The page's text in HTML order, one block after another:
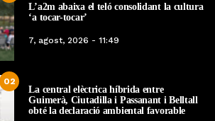
L’a2m abaixa el teló consolidant la cultura
‘a tocar-tocar’
7, agost, 2026 - 11:49
02
La central elèctrica híbrida entre
Guimerà, Ciutadilla i Passanant i Belltall
obté la declaració ambiental favorable